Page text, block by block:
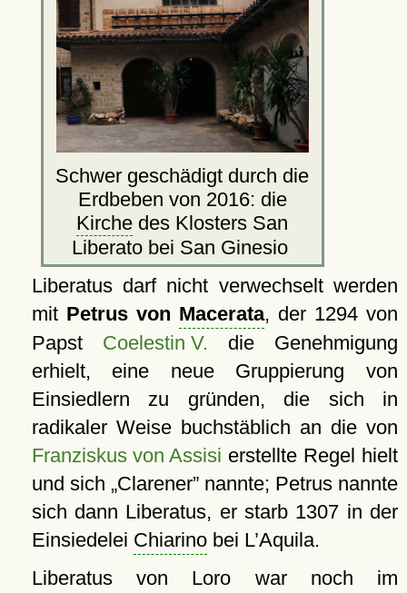
Schwer geschädigt durch die
Erdbeben von 2016: die
Kirche des Klosters San
Liberato bei San Ginesio
Liberatus darf nicht verwechselt werden
mit Petrus von Macerata, der 1294 von
Papst Coelestin V. die Genehmigung
erhielt, eine neue Gruppierung von
Einsiedlern zu gründen, die sich in
radikaler Weise buchstäblich an die von
Franziskus von Assisi erstellte Regel hielt
und sich Clarener nannte; Petrus nannte
sich dann Liberatus, er starb 1307 in der
Einsiedelei Chiarinobei L’Aquila.
Liberatus von Loro war noch im